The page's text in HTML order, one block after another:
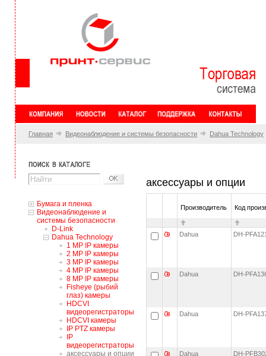
Главная Видеонаблюдение и системы безопасности Dahua Technology
Бумага и пленка
Видеонаблюдение и
системы безопасности
D-Link
Dahua Technology
1 MP IP камеры
2 MP IP камеры
3 MP IP камеры
4 MP IP камеры
8 MP IP камеры
Fisheye (рыбий
глаз) камеры
HDCVI
видеорегистраторы
HDCVI камеры
IP PTZ камеры
IP
видеорегистраторы
аксессуары и опции
аксессуары и опции
Производитель Код
Dahua DH-
Dahua DH-
Dahua DH-
Dahua DH-